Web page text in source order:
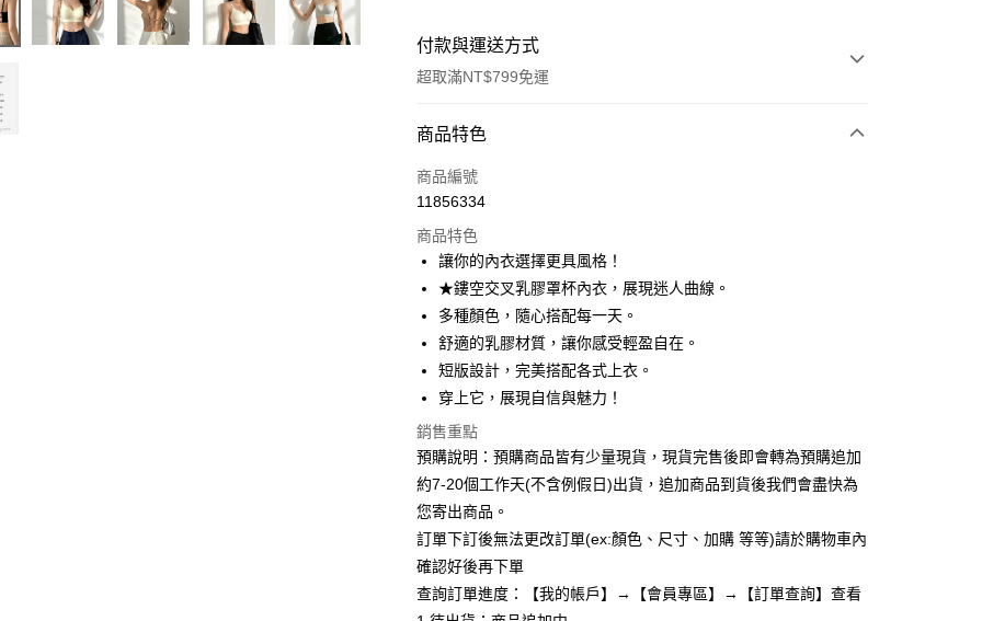
付款與運送方式
超取滿NT$799免運
付款方式
信用卡一次付款
LINE Pay
Apple Pay
街口支付
悠遊付
全支付
AFTEE先享後付
相關說明
【關於「AFTEE先享後付」】
AFTEE先享後付是「在收到商品之後才付款」的支付方式。 讓您購物簡單
便利好安心！
１．簡單：不需註冊會員、不需綁卡、不需儲值。
ATM付款
商品特色
商品編號
11856334
商品特色
讓你的內衣選擇更具風格！
★鏤空交叉乳膠罩杯內衣，展現迷人曲線。
多種顏色，隨心搭配每一天。
舒適的乳膠材質，讓你感受輕盈自在。
短版設計，完美搭配各式上衣。
穿上它，展現自信與魅力！
銷售重點
預購說明：預購商品皆有少量現貨，現貨完售後即會轉為預購追加
約7-20個工作天(不含例假日)出貨，追加商品到貨後我們會盡快為
您寄出商品。
訂單下訂後無法更改訂單(ex:顏色、尺寸、加購 等等)請於購物車內
確認好後再下單
查詢訂單進度：【我的帳戶】→【會員專區】→【訂單查詢】查看